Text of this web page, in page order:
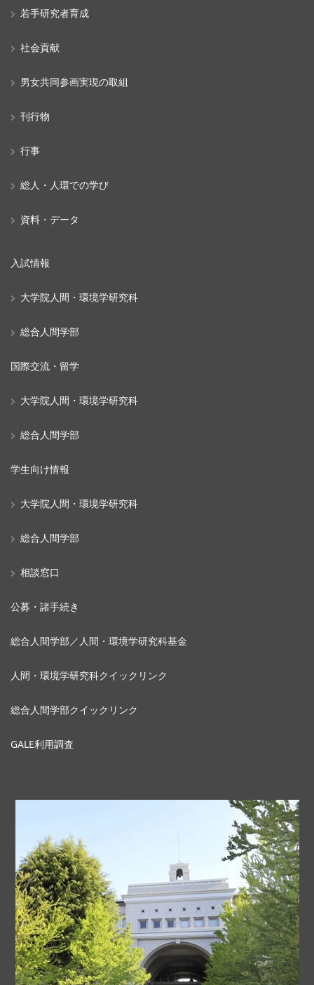
若手研究者育成
社会貢献
男女共同参画実現の取組
刊行物
行事
総人・人環での学び
資料・データ
入試情報
大学院人間・環境学研究科
総合人間学部
国際交流・留学
大学院人間・環境学研究科
総合人間学部
学生向け情報
大学院人間・環境学研究科
総合人間学部
相談窓口
公募・諸手続き
総合人間学部／人間・環境学研究科基金
人間・環境学研究科クイックリンク
総合人間学部クイックリンク
GALE利用調査